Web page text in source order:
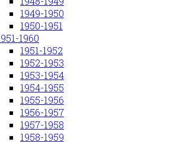
1949-1950
1950-1951
1960
1951-1952
1952-1953
1953-1954
1954-1955
1955-1956
1956-1957
1957-1958
1958-1959